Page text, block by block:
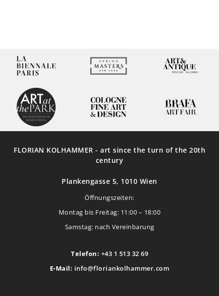
FLORIAN KOLHAMMER - art since the turn of the 20th
century
Plankengasse 5, 1010 Wien
Öffnungszeiten:
Montag bis Freitag: 11:00 – 18:00
Samstag: nach Vereinbarung
Telefon: +43 1 513 32 69
E-Mail: info@floriankolhammer.com